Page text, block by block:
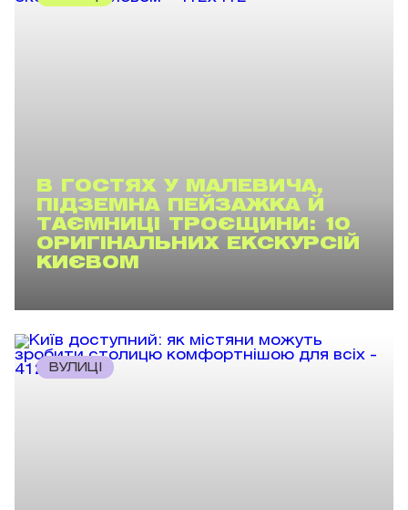
В ГОСТЯХ У МАЛЕВИЧА,
ПІДЗЕМНА ПЕЙЗАЖКА Й
ТАЄМНИЦІ ТРОЄЩИНИ: 10
ОРИГІНАЛЬНИХ ЕКСКУРСІЙ
КИЄВОМ
ВУЛИЦІ